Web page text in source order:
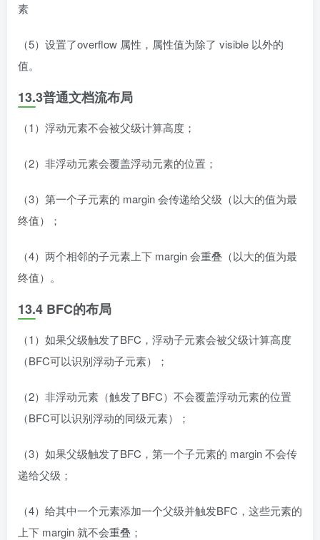
素
（5）设置了overflow 属性，属性值为除了 visible 以外的
值。
13.3普通文档流布局
（1）浮动元素不会被父级计算高度；
（2）非浮动元素会覆盖浮动元素的位置；
（3）第一个子元素的 margin 会传递给父级（以大的值为最
终值）；
（4）两个相邻的子元素上下 margin 会重叠（以大的值为最
终值）。
13.4 BFC的布局
（1）如果父级触发了BFC，浮动子元素会被父级计算高度
（BFC可以识别浮动子元素）；
（2）非浮动元素（触发了BFC）不会覆盖浮动元素的位置
（BFC可以识别浮动的同级元素）；
（3）如果父级触发了BFC，第一个子元素的 margin 不会传
递给父级；
（4）给其中一个元素添加一个父级并触发BFC，这些元素的
上下 margin 就不会重叠；